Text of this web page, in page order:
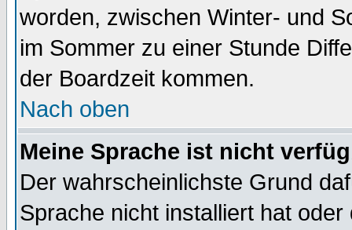
worden, zwischen Winter- und
im Sommer zu einer Stunde
der Boardzeit kommen.
Nach oben
Meine Sprache ist nicht
Der wahrscheinlichste Grund
Sprache nicht installiert hat